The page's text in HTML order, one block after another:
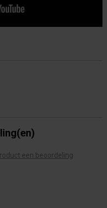
een beoordeling